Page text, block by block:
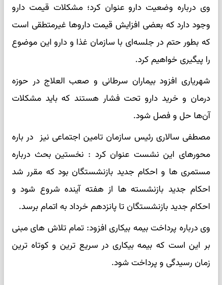
وی درباره وضعیت دارو عنوان کرد؛ مشکلات قیمت دارو
وجود دارد که بعضی افزایش قیمت دارو‌ها غیرمتطقی است
که بطور حتم در جلسه‌ای با سازمان غذا و دارو این موضوع
را پیگیری خواهیم کرد.
شهریاری افزود بیماران سرطانی و صعب العلاج در حوزه
درمان و خرید دارو تحت فشار هستند که باید مشکلات
آن‌ها حل و فصل شود.
مصطفی سالاری رئیس سازمان تامین اجتماعی نیز در باره
محورهای این نشست عنوان کرد : نخستین بحث درباره
مستمری ها و احکام جدید بازنشستگان بود که مقرر شد
احکام جدید بازنشسته ها از هفته آینده شروع شود و
احکام جدید بازنشستگان تا پانزدهم خرداد به اتمام برسد.
وی درباره پرداخت بیمه بیکاری افزود: تمام تلاش های مبنی
بر این است که بیمه بیکاری در سریع ترین و کوتاه ترین
زمان رسیدگی و پرداخت شود.